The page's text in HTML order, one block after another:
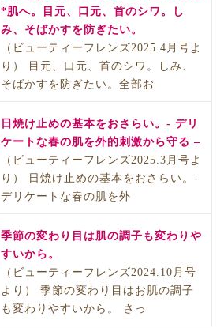
*肌へ。目元、口元、首のシワ。し
み、そばかすを防ぎたい。
（ビューティーフレンズ2025.4月号よ
り） 目元、口元、首のシワ。しみ、
そばかすを防ぎたい。全部お
日焼け止めの基本をおさらい。- デリ
ケートな春の肌を外的刺激から守る –
（ビューティーフレンズ2025.3月号よ
り） 日焼け止めの基本をおさらい。-
デリケートな春の肌を外
季節の変わり目は肌の調子も変わりや
すいから。
（ビューティーフレンズ2024.10月号
より） 季節の変わり目はお肌の調子
も変わりやすいから。 さっ